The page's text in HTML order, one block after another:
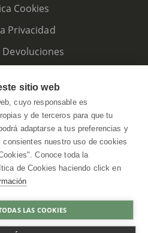
COMPRAR
Cookies
Privacidad
Devoluciones
All Rights Reserved
sitio web
cuyo responsable es
y de terceros para que tu
adaptarse a tus preferencias y
nuestro uso de cookies
Conoce toda la
de Cookies haciendo click en
LAS COOKIES